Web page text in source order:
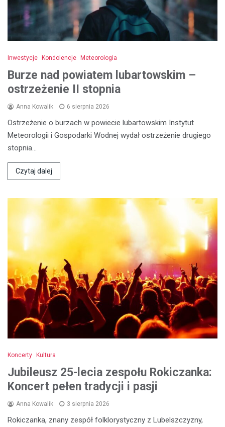
Inwestycje Kondolencje Meteorologia
Burze nad powiatem lubartowskim –
ostrzeżenie II stopnia
Anna Kowalik 6 sierpnia 2026
Ostrzeżenie o burzach w powiecie lubartowskim Instytut
Meteorologii i Gospodarki Wodnej wydał ostrzeżenie drugiego
stopnia…
Czytaj dalej
Koncerty Kultura
Jubileusz 25-lecia zespołu Rokiczanka:
Koncert pełen tradycji i pasji
Anna Kowalik 3 sierpnia 2026
Rokiczanka, znany zespół folklorystyczny z Lubelszczyzny,